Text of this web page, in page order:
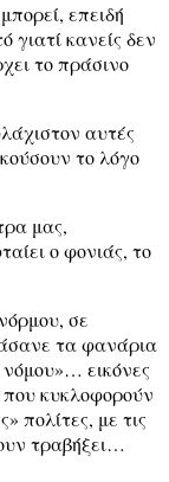
επειδή
γιατί κανείς δεν
το πράσινο
αυτές
το λόγο
μας,
ο φονιάς, το
σε
τα φανάρια
εικόνες
που κυκλοφορούν
πολίτες, με τις
τραβήξει…